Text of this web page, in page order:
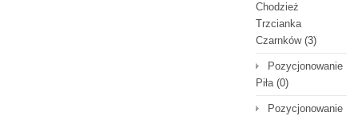
Chodzież
Trzcianka
Czarnków(3)
Pozycjonowanie
Piła(0)
Pozycjonowanie